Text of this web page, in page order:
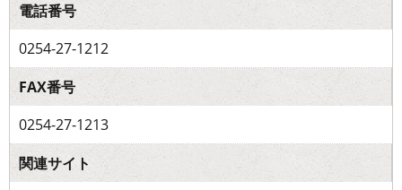
電話番号
0254-27-1212
FAX番号
0254-27-1213
関連サイト